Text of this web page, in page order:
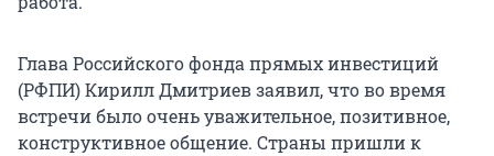
Глава Российского фонда прямых инвестиций
(РФПИ) Кирилл Дмитриев заявил, что во время
встречи было очень уважительное, позитивное,
конструктивное общение. Страны пришли к